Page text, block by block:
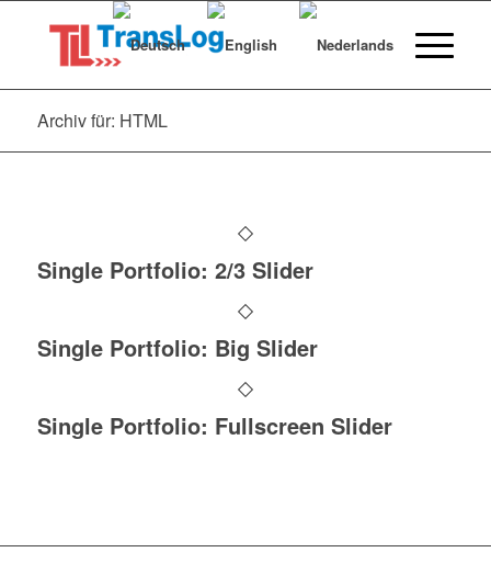
Archiv für: HTML
Single Portfolio: 2/3 Slider
Single Portfolio: Big Slider
Single Portfolio: Fullscreen Slider